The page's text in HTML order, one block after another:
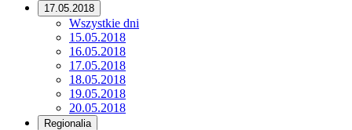
17.05.2018
Wszystkie dni
15.05.2018
16.05.2018
17.05.2018
18.05.2018
19.05.2018
20.05.2018
Regionalia